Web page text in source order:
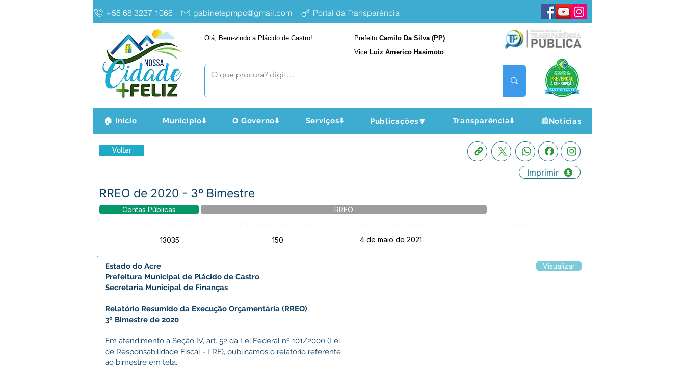
+55 68 3237 1066 gabinetepmpc@gmail.com Portal da Transparência
Olá, Bem-vindo a Plácido de Castro! Prefeito Camilo Da Silva (PP)
Vice Luiz Americo Hasimoto
🏠 Início Município⬇️ O Governo⬇️ Serviços⬇️ Publicações🔽 Transparência⬇️ 📰Notícias
Voltar
Imprimir
RREO de 2020 - 3º Bimestre
Contas Públicas
RREO
13035
150 4 de maio de 2021
Estado do Acre
Prefeitura Municipal de Plácido de Castro
Secretaria Municipal de Finanças
Relatório Resumido da Execução Orçamentária (RREO)
3º Bimestre de 2020
Em atendimento a Seção IV, art. 52 da Lei Federal nº 101/2000 (Lei
de Responsabilidade Fiscal - LRF), publicamos o relatório referente
ao bimestre em tela.
Visualizar